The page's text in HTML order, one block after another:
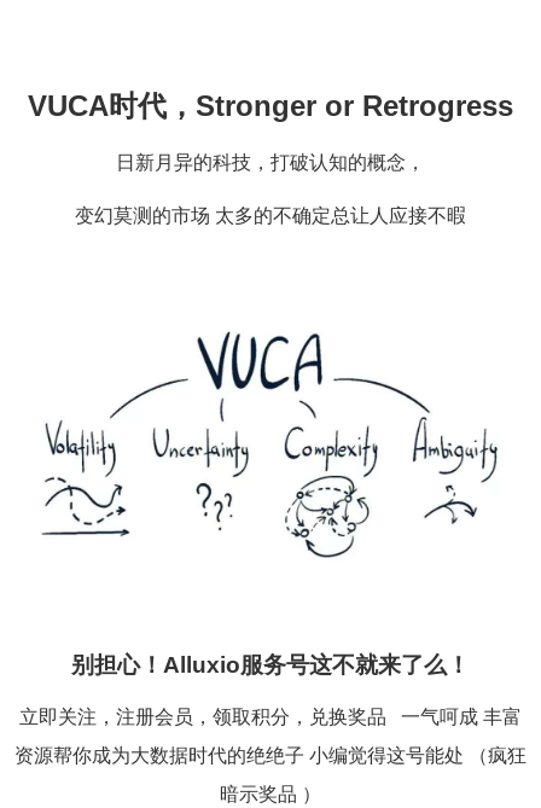
VUCA时代，Stronger or Retrogress
日新月异的科技，打破认知的概念，
变幻莫测的市场 太多的不确定总让人应接不暇
别担心！Alluxio服务号这不就来了么！
立即关注，注册会员，领取积分，兑换奖品 一气呵成 丰富
资源帮你成为大数据时代的绝绝子 小编觉得这号能处
（疯狂
暗示奖品 ）